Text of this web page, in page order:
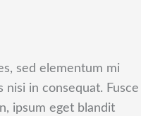
sed elementum mi
in consequat. Fusce
ipsum eget blandit